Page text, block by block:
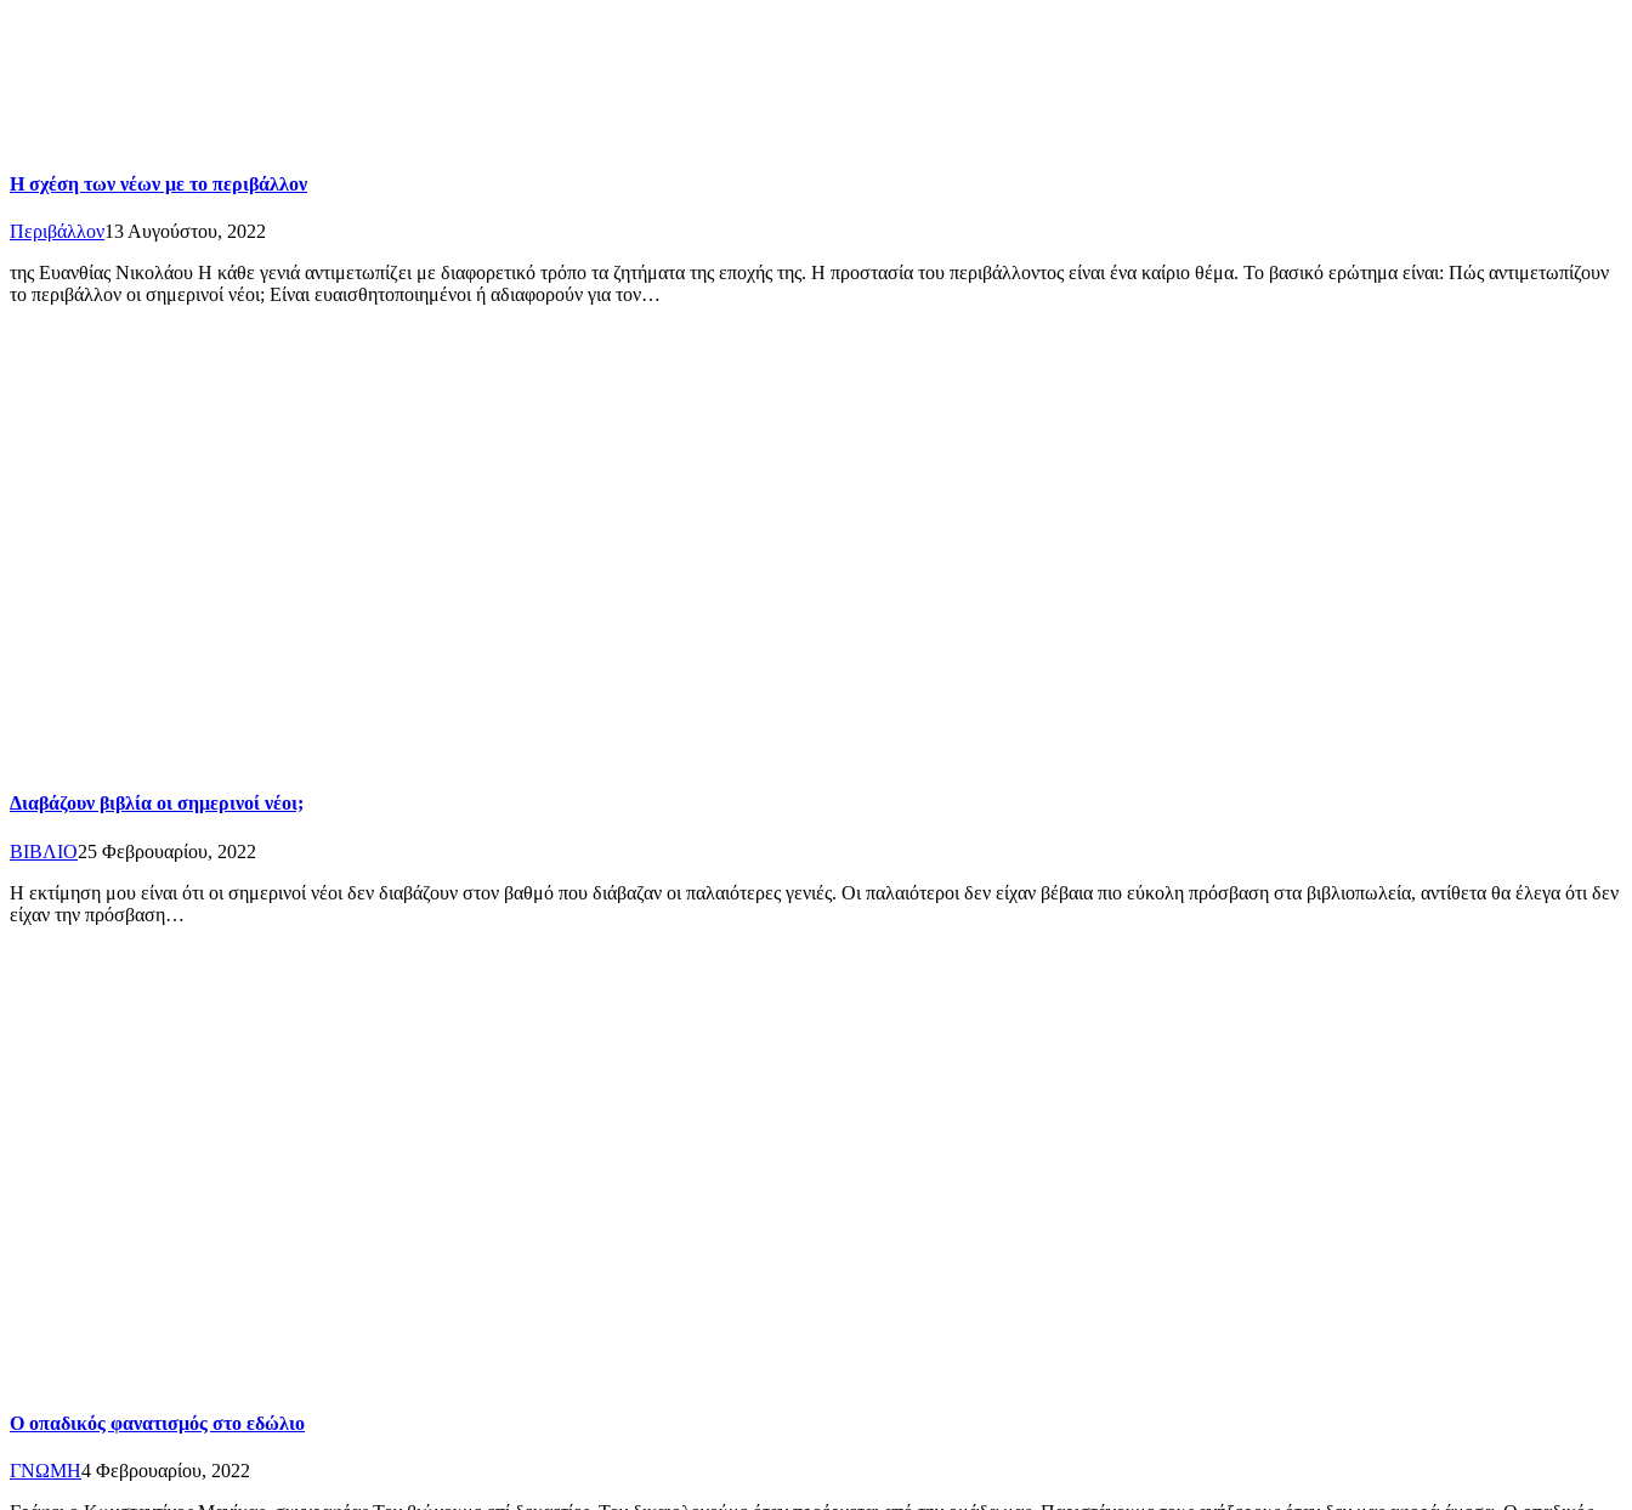
H σχέση των νέων με το περιβάλλον
Περιβάλλον13 Αυγούστου, 2022
της Ευανθίας Νικολάου Η κάθε γενιά αντιμετωπίζει με διαφορετικό τρόπο τα ζητήματα της εποχής της. Η προστασία του περιβάλλοντος είναι ένα καίριο θέμα. Το βασικό ερώτημα είναι: Πώς αντιμετωπίζουν
το περιβάλλον οι σημερινοί νέοι; Είναι ευαισθητοποιημένοι ή αδιαφορούν για τον…
Διαβάζουν βιβλία οι σημερινοί νέοι;
ΒΙΒΛΙΟ25 Φεβρουαρίου, 2022
Η εκτίμηση μου είναι ότι οι σημερινοί νέοι δεν διαβάζουν στον βαθμό που διάβαζαν οι παλαιότερες γενιές. Οι παλαιότεροι δεν είχαν βέβαια πιο εύκολη πρόσβαση στα βιβλιοπωλεία, αντίθετα θα έλεγα ότι δεν
είχαν την πρόσβαση…
Ο οπαδικός φανατισμός στο εδώλιο
ΓΝΩΜΗ4 Φεβρουαρίου, 2022